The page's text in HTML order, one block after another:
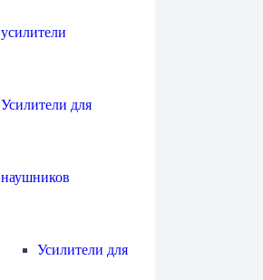
усилители
Усилители для
наушников
Усилители для